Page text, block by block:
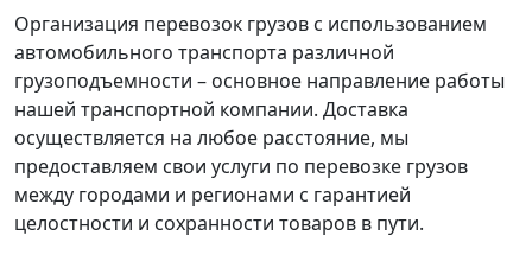
Организация перевозок грузов с использованием
автомобильного транспорта различной
грузоподъемности – основное направление работы
нашей транспортной компании. Доставка
осуществляется на любое расстояние, мы
предоставляем свои услуги по перевозке грузов
между городами и регионами с гарантией
целостности и сохранности товаров в пути.